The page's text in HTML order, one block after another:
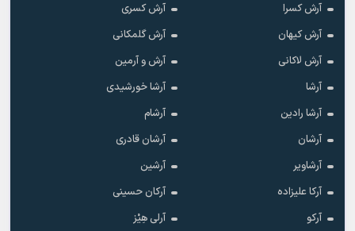
آرش کسرا
آرش کسری
آرش کیهان
آرش گلمکانی
آرش لاکانی
آرش و آرمین
آرشا
آرشا خورشیدی
آرشا رادین
آرشام
آرشان
آرشان قادری
آرشاویر
آرشین
آرکا علیزاده
آرکان حسینی
آرکو
آرلی هِیْز